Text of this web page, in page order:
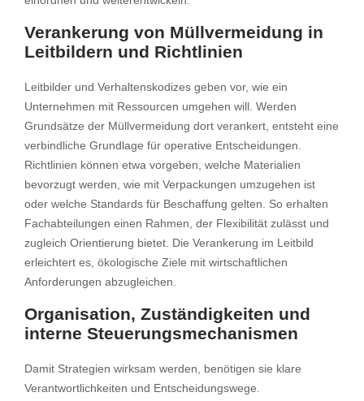
Verankerung von Müllvermeidung in
Leitbildern und Richtlinien
Leitbilder und Verhaltenskodizes geben vor, wie ein
Unternehmen mit Ressourcen umgehen will. Werden
Grundsätze der Müllvermeidung dort verankert, entsteht eine
verbindliche Grundlage für operative Entscheidungen.
Richtlinien können etwa vorgeben, welche Materialien
bevorzugt werden, wie mit Verpackungen umzugehen ist
oder welche Standards für Beschaffung gelten. So erhalten
Fachabteilungen einen Rahmen, der Flexibilität zulässt und
zugleich Orientierung bietet. Die Verankerung im Leitbild
erleichtert es, ökologische Ziele mit wirtschaftlichen
Anforderungen abzugleichen.
Organisation, Zuständigkeiten und
interne Steuerungsmechanismen
Damit Strategien wirksam werden, benötigen sie klare
Verantwortlichkeiten und Entscheidungswege.